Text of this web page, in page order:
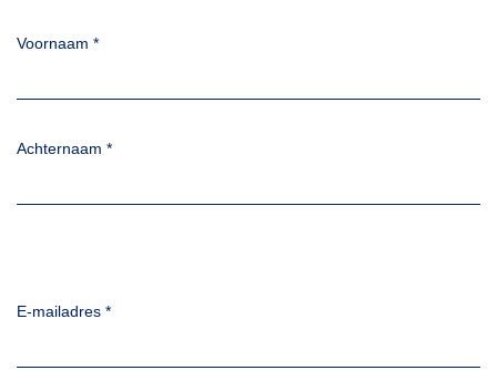
Voornaam *
Achternaam *
E-mailadres *